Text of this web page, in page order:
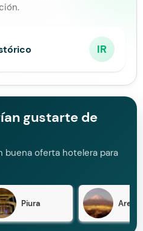
IR
gustarte de
buena oferta hotelera para
Piura